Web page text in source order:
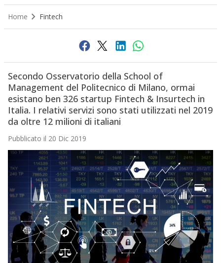
Home Fintech
Secondo Osservatorio della School of
Management del Politecnico di Milano, ormai
esistano ben 326 startup Fintech & Insurtech in
Italia. I relativi servizi sono stati utilizzati nel 2019
da oltre 12 milioni di italiani
Pubblicato il 20 Dic 2019